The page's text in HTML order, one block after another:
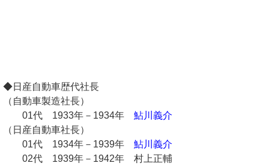
◆日産自動車歴代社長
（自動車製造社長）
01代 1933年－1934年 鮎川義介
（日産自動車社長）
01代 1934年－1939年 鮎川義介
02代 1939年－1942年 村上正輔